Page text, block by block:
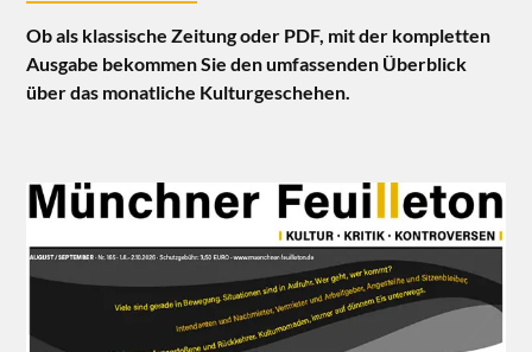
Ob als klassische Zeitung oder PDF, mit der kompletten
Ausgabe bekommen Sie den umfassenden Überblick
über das monatliche Kulturgeschehen.